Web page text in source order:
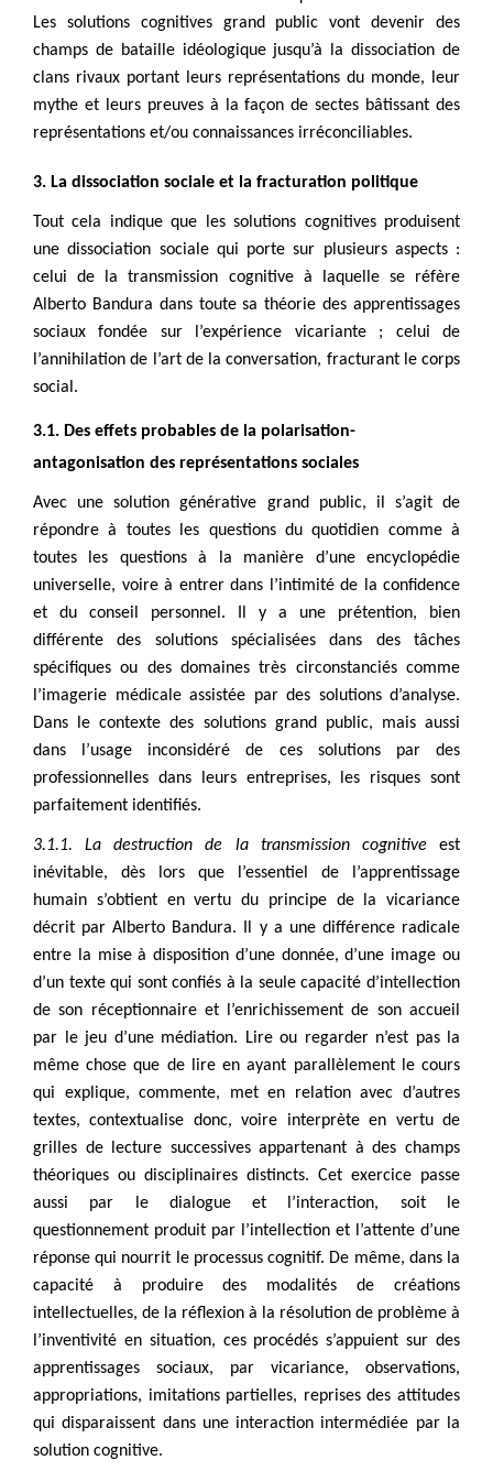
Les solutions cognitives grand public vont devenir des
champs de bataille idéologique jusqu’à la dissociation de
clans rivaux portant leurs représentations du monde, leur
mythe et leurs preuves à la façon de sectes bâtissant des
représentations et/ou connaissances irréconciliables.
3. La dissociation sociale et la fracturation politique
Tout cela indique que les solutions cognitives produisent
une dissociation sociale qui porte sur plusieurs aspects :
celui de la transmission cognitive à laquelle se réfère
Alberto Bandura dans toute sa théorie des apprentissages
sociaux fondée sur l’expérience vicariante ; celui de
l’annihilation de l’art de la conversation, fracturant le corps
social.
3.1. Des effets probables de la polarisation-
antagonisation des représentations sociales
Avec une solution générative grand public, il s’agit de
répondre à toutes les questions du quotidien comme à
toutes les questions à la manière d’une encyclopédie
universelle, voire à entrer dans l’intimité de la confidence
et du conseil personnel. Il y a une prétention, bien
différente des solutions spécialisées dans des tâches
spécifiques ou des domaines très circonstanciés comme
l’imagerie médicale assistée par des solutions d’analyse.
Dans le contexte des solutions grand public, mais aussi
dans l’usage inconsidéré de ces solutions par des
professionnelles dans leurs entreprises, les risques sont
parfaitement identifiés.
3.1.1. La destruction de la transmission cognitiveest
inévitable, dès lors que l’essentiel de l’apprentissage
humain s’obtient en vertu du principe de la vicariance
décrit par Alberto Bandura. Il y a une différence radicale
entre la mise à disposition d’une donnée, d’une image ou
d’un texte qui sont confiés à la seule capacité d’intellection
de son réceptionnaire et l’enrichissement de son accueil
par le jeu d’une médiation. Lire ou regarder n’est pas la
même chose que de lire en ayant parallèlement le cours
qui explique, commente, met en relation avec d’autres
textes, contextualise donc, voire interprète en vertu de
grilles de lecture successives appartenant à des champs
théoriques ou disciplinaires distincts. Cet exercice passe
aussi par le dialogue et l’interaction, soit le
questionnement produit par l’intellection et l’attente d’une
réponse qui nourrit le processus cognitif. De même, dans la
capacité à produire des modalités de créations
intellectuelles, de la réflexion à la résolution de problème à
l’inventivité en situation, ces procédés s’appuient sur des
apprentissages sociaux, par vicariance, observations,
appropriations, imitations partielles, reprises des attitudes
qui disparaissent dans une interaction intermédiée par la
solution cognitive.